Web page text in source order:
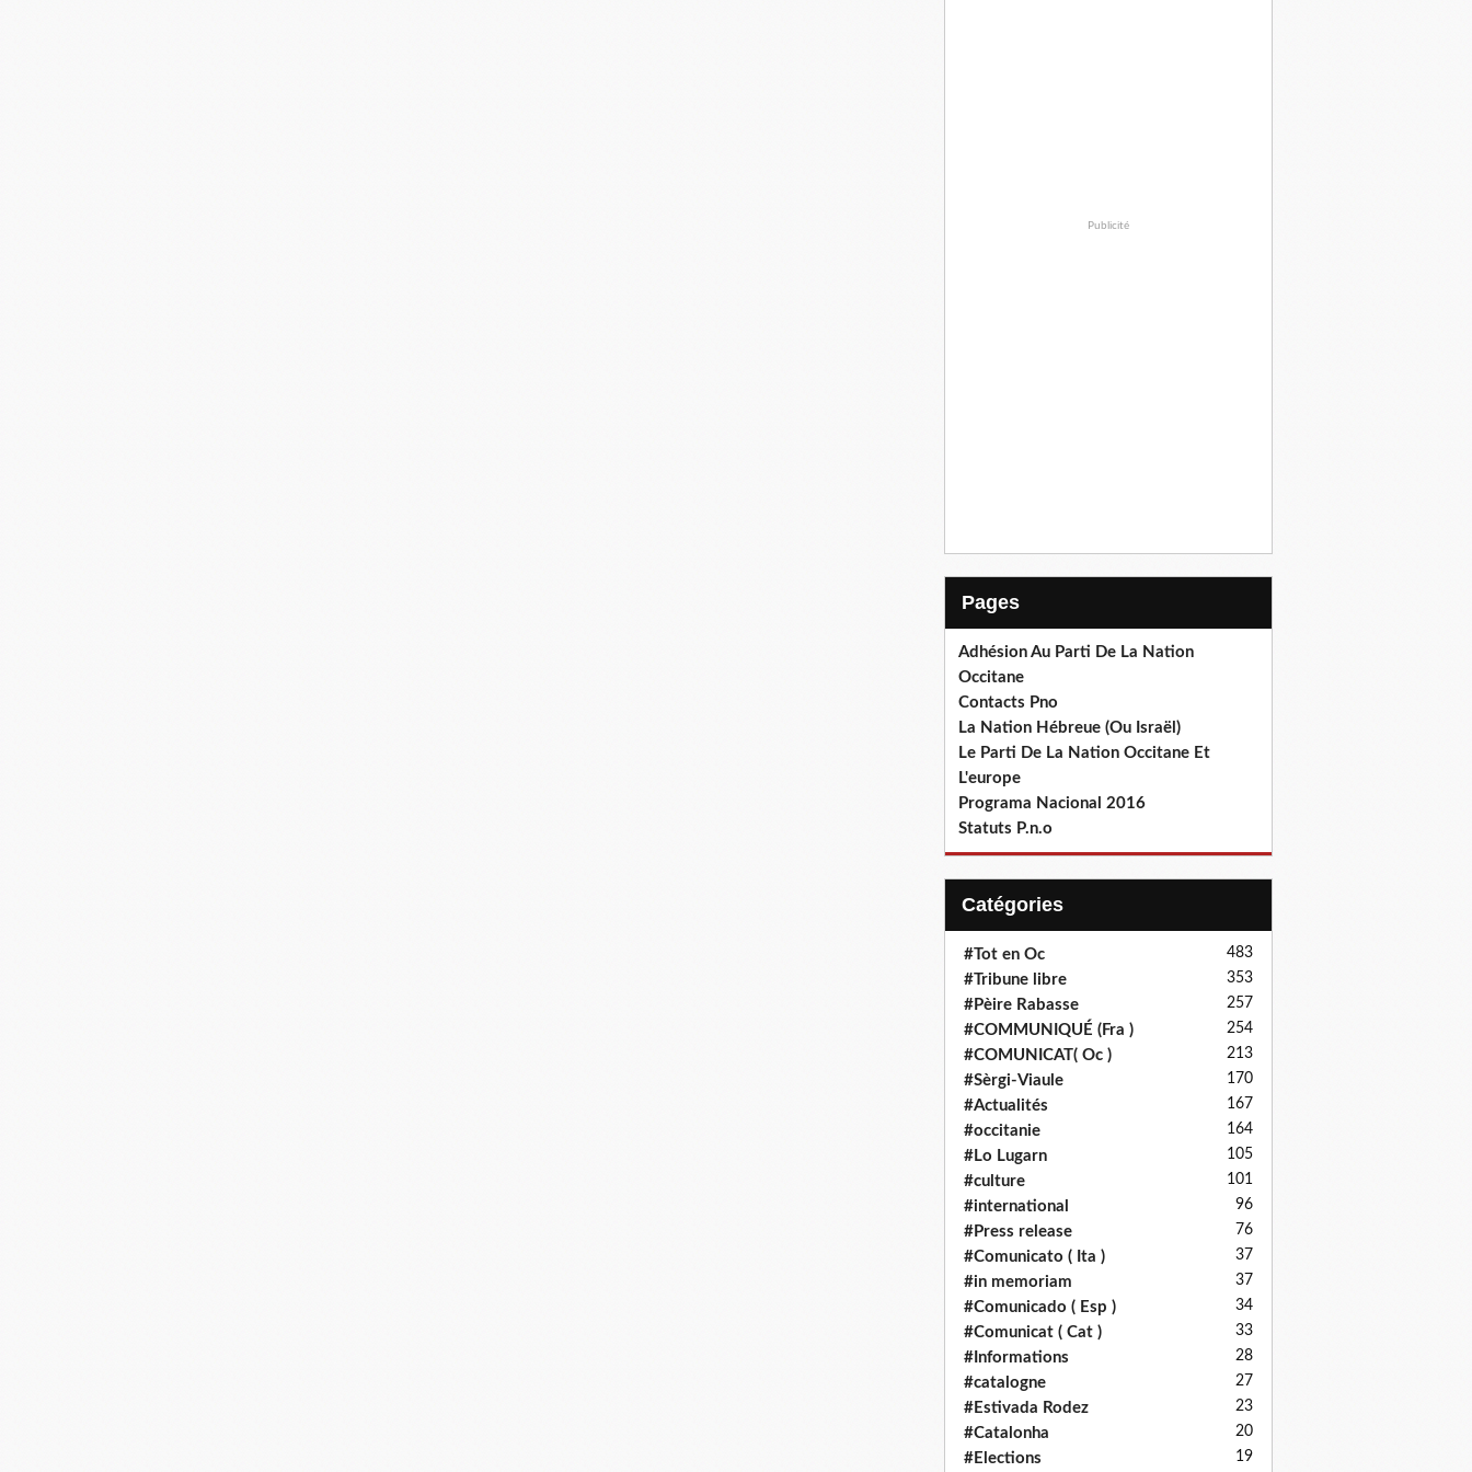
Publicité
Pages
Adhésion Au Parti De La Nation
Occitane
Contacts Pno
La Nation Hébreue (Ou Israël)
Le Parti De La Nation Occitane Et
L'europe
Programa Nacional 2016
Statuts P.n.o
Catégories
#Tot en Oc 483
#Tribune libre 353
#Pèire Rabasse 257
#COMMUNIQUÉ (Fra ) 254
#COMUNICAT( Oc ) 213
#Sèrgi-Viaule 170
#Actualités 167
#occitanie 164
#Lo Lugarn 105
#culture 101
#international 96
#Press release 76
#Comunicato ( Ita ) 37
#in memoriam 37
#Comunicado ( Esp ) 34
#Comunicat ( Cat ) 33
#Informations 28
#catalogne 27
#Estivada Rodez 23
#Catalonha 20
#Elections 19